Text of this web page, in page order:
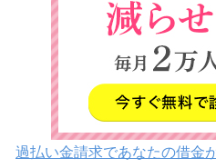
過払い金請求であなたの借金